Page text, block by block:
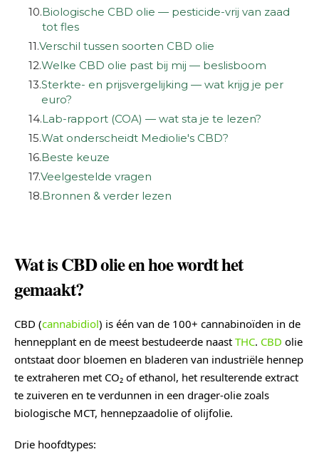
10.Biologische CBD olie — pesticide-vrij van zaad
tot fles
11.Verschil tussen soorten CBD olie
12.Welke CBD olie past bij mij — beslisboom
13.Sterkte- en prijsvergelijking — wat krijg je per
euro?
14.Lab-rapport (COA) — wat sta je te lezen?
15.Wat onderscheidt Mediolie's CBD?
16.Beste keuze
17.Veelgestelde vragen
18.Bronnen & verder lezen
Wat is CBD olie en hoe wordt het
gemaakt?
CBD (cannabidiol) is één van de 100+ cannabinoïden in de
hennepplant en de meest bestudeerde naast THC. CBD olie
ontstaat door bloemen en bladeren van industriële hennep
te extraheren met CO₂ of ethanol, het resulterende extract
te zuiveren en te verdunnen in een drager-olie zoals
biologische MCT, hennepzaadolie of olijfolie.
Drie hoofdtypes: